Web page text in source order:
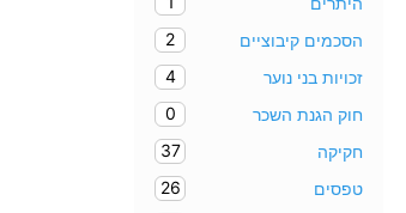
הסכמים קיבוציים
2
זכויות בני נוער
4
חוק הגנת השכר
0
חקיקה
37
טפסים
26